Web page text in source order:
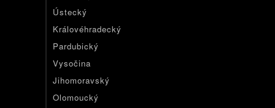
Ústecký
Královéhradecký
Pardubický
Vysočina
Jihomoravský
Olomoucký